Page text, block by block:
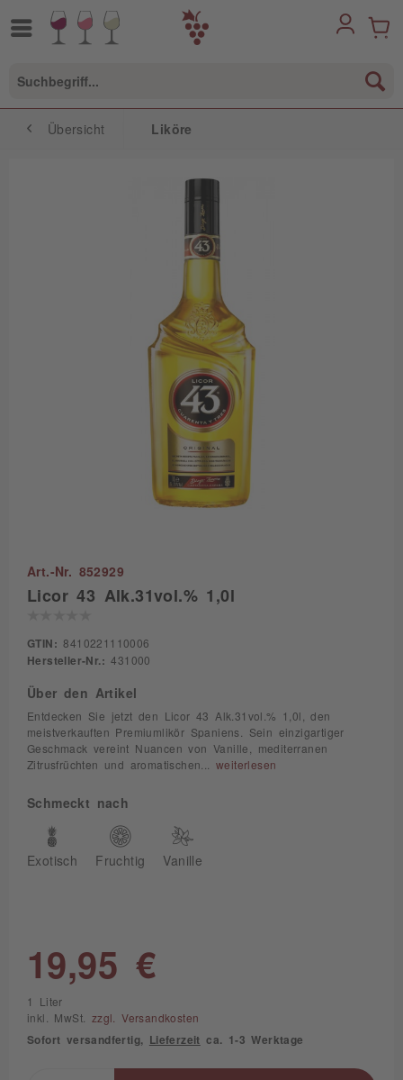
Übersicht Liköre
Art.-Nr. 852929
Licor 43 Alk.31vol.% 1,0l
GTIN: 8410221110006
Hersteller-Nr.: 431000
Über den Artikel
Entdecken Sie jetzt den Licor 43 Alk.31vol.% 1,0l, den
meistverkauften Premiumlikör Spaniens. Sein einzigartiger
Geschmack vereint Nuancen von Vanille, mediterranen
Zitrusfrüchten und aromatischen...weiterlesen
Schmeckt nach
Exotisch Fruchtig Vanille
19,95 €
1 Liter
inkl. MwSt. zzgl. Versandkosten
Sofort versandfertig, Lieferzeit ca. 1-3 Werktage